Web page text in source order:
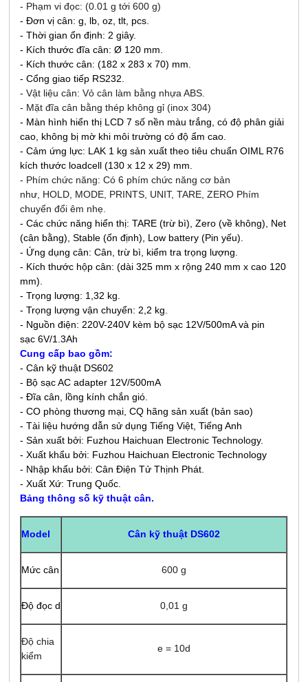
- Phạm vi đọc: (0.01 g tới 600 g)
- Đơn vị cân: g, lb, oz, tlt, pcs.
- Thời gian ổn định: 2 giây.
- Kích thước đĩa cân: Ø 120 mm.
- Kích thước cân: (182 x 283 x 70) mm.
- Cổng giao tiếp RS232.
- Vật liệu cân: Vỏ cân làm bằng nhựa ABS.
- Mặt đĩa cân bằng thép không gỉ (inox 304)
- Màn hình hiển thị LCD 7 số nền màu trắng, có độ phân giải
cao, không bị mờ khi môi trường có độ ẩm cao.
- Cảm ứng lực: LAK 1 kg sản xuất theo tiêu chuẩn OIML R76
kích thước loadcell (130 x 12 x 29) mm.
- Phím chức năng: Có 6 phím chức năng cơ bản
như, HOLD, MODE, PRINTS, UNIT, TARE, ZERO Phím
chuyển đổi êm nhẹ.
- Các chức năng hiển thị: TARE (trừ bì), Zero (về không), Net
(cân bằng), Stable (ổn định), Low battery (Pin yếu).
- Ứng dụng cân: Cân, trừ bì, kiểm tra trọng lượng.
- Kích thước hộp cân: (dài 325 mm x rộng 240 mm x cao 120
mm).
- Trọng lượng: 1,32 kg.
- Trọng lượng vận chuyển: 2,2 kg.
- Nguồn điện: 220V-240V kèm bộ sạc 12V/500mA và pin
sạc 6V/1.3Ah
Cung cấp bao gồm:
- Cân kỹ thuật DS602
- Bộ sạc AC adapter 12V/500mA
- Đĩa cân, lồng kính chắn gió.
- CO phòng thương mại, CQ hãng sản xuất (bản sao)
- Tài liệu hướng dẫn sử dụng Tiếng Việt, Tiếng Anh
- Sản xuất bởi: Fuzhou Haichuan Electronic Technology.
- Xuất khẩu bởi: Fuzhou Haichuan Electronic Technology
- Nhập khẩu bởi: Cân Điện Tử Thịnh Phát.
- Xuất Xứ: Trung Quốc.
Bảng thông số kỹ thuật cân.
Model Cân kỹ thuật DS602
Mức cân 600 g
Độ đọc d 0,01 g
Độ chia
kiểm
e = 10d